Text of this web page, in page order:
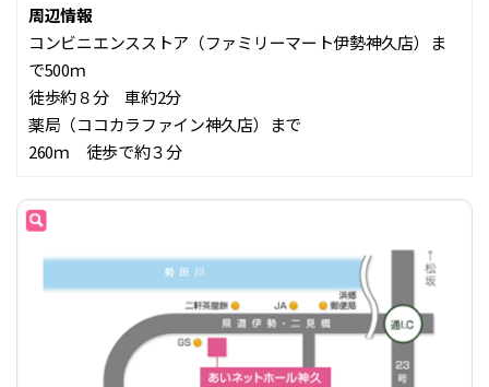
周辺情報
コンビニエンスストア（ファミリーマート伊勢神久店）ま
で500ｍ
徒歩約８分 車約2分
薬局（ココカラファイン神久店）まで
260ｍ 徒歩で約３分